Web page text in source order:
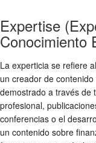
Expertise
Conocimiento
La experticia se refiere
un creador de
demostrado a través de
profesional,
conferencias o el
un contenido sobre